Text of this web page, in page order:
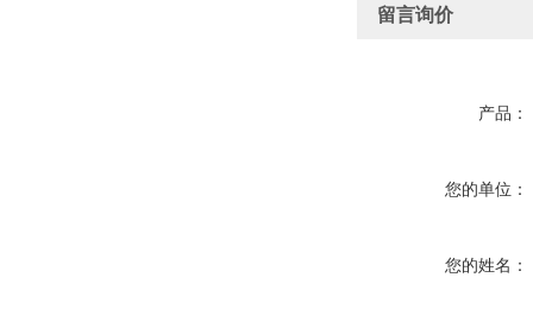
留言询价
产品：
您的单位：
您的姓名：